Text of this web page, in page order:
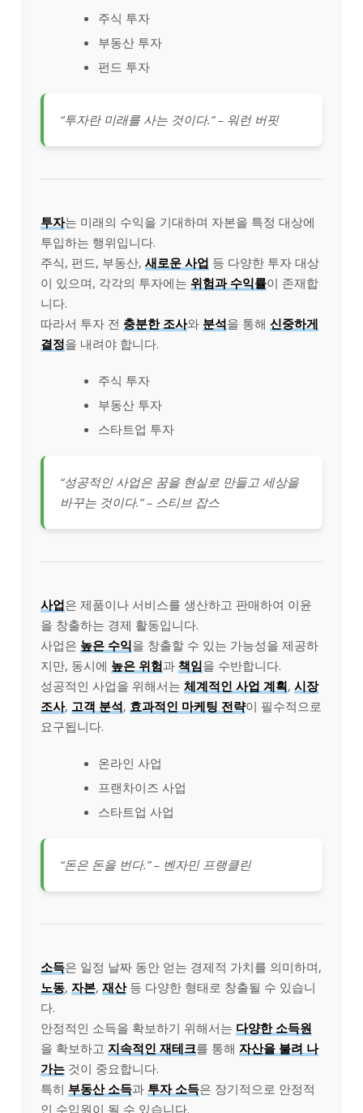
주식 투자
부동산 투자
펀드 투자
“투자란 미래를 사는 것이다.” – 워런 버핏
투자는 미래의 수익을 기대하며 자본을 특정 대상에
투입하는 행위입니다.
주식, 펀드, 부동산, 새로운 사업 등 다양한 투자 대상
이 있으며, 각각의 투자에는 위험과 수익률이 존재합
니다.
따라서 투자 전 충분한 조사와 분석을 통해 신중하게
결정을 내려야 합니다.
주식 투자
부동산 투자
스타트업 투자
“성공적인 사업은 꿈을 현실로 만들고 세상을
바꾸는 것이다.” – 스티브 잡스
사업은 제품이나 서비스를 생산하고 판매하여 이윤
을 창출하는 경제 활동입니다.
사업은 높은 수익을 창출할 수 있는 가능성을 제공하
지만, 동시에 높은 위험과 책임을 수반합니다.
성공적인 사업을 위해서는 체계적인 사업 계획, 시장
조사, 고객 분석, 효과적인 마케팅 전략이 필수적으로
요구됩니다.
온라인 사업
프랜차이즈 사업
스타트업 사업
“돈은 돈을 번다.” – 벤자민 프랭클린
소득은 일정 날짜 동안 얻는 경제적 가치를 의미하며,
노동, 자본, 재산등 다양한 형태로 창출될 수 있습니
다.
안정적인 소득을 확보하기 위해서는 다양한 소득원
을 확보하고 지속적인 재테크를 통해 자산을 불려 나
가는 것이 중요합니다.
특히 부동산 소득과 투자 소득은 장기적으로 안정적
인 수입원이 될 수 있습니다.